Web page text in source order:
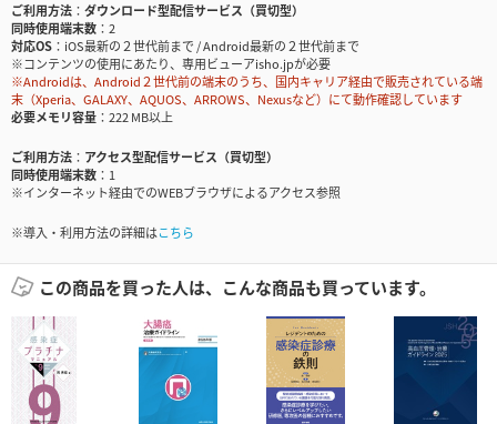
ご利用方法
ダウンロード型配信サービス（買切型）
同時使用端末数
2
対応OS
iOS最新の２世代前まで / Android最新の２世代前まで
※コンテンツの使用にあたり、専用ビューアisho.jpが必要
※Androidは、Android２世代前の端末のうち、国内キャリア経由で販売されている端
末（Xperia、GALAXY、AQUOS、ARROWS、Nexusなど）にて動作確認しています
必要メモリ容量
222 MB以上
ご利用方法
アクセス型配信サービス（買切型）
同時使用端末数
1
※インターネット経由でのWEBブラウザによるアクセス参照
※導入・利用方法の詳細はこちら
この商品を買った人は、こんな商品も買っています。